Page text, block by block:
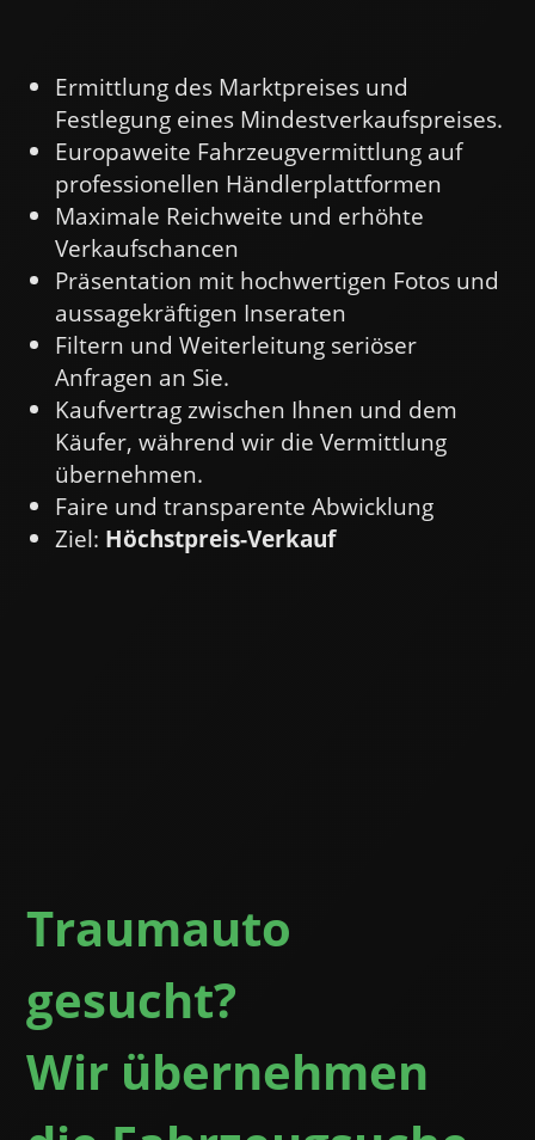
Ermittlung des Marktpreises und
Festlegung eines Mindestverkaufspreises.
Europaweite Fahrzeugvermittlung auf
professionellen Händlerplattformen
Maximale Reichweite und erhöhte
Verkaufschancen
Präsentation mit hochwertigen Fotos und
aussagekräftigen Inseraten
Filtern und Weiterleitung seriöser
Anfragen an Sie.
Kaufvertrag zwischen Ihnen und dem
Käufer, während wir die Vermittlung
übernehmen.
Faire und transparente Abwicklung
Ziel: Höchstpreis-Verkauf
Traumauto
gesucht?
Wir übernehmen